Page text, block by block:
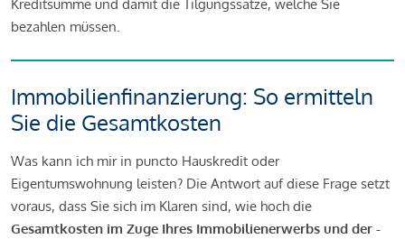
Kreditsumme und damit die Tilgungssätze, welche Sie
bezahlen müssen.
Immobilienfinanzierung: So ermitteln
Sie die Gesamtkosten
Was kann ich mir in puncto Hauskredit oder
Eigentumswohnung leisten? Die Antwort auf diese Frage setzt
voraus, dass Sie sich im Klaren sind, wie hoch die
Gesamtkosten im Zuge Ihres Immobilienerwerbs und der -